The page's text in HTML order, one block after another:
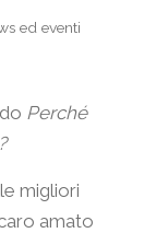
ed eventi
Perché
migliori
amato